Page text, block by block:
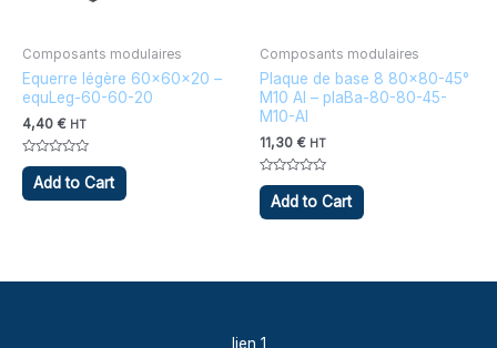
Composants modulaires
Equerre légère 60x60x20 –
equLeg-60-60-20
4,40 € HT
Note
sur
5
Add to Cart
Composants modulaires
Plaque de base 8 80×80-45°
M10 Al – plaBa-80-80-45-
M10-Al
11,30 € HT
Note
sur
5
Add to Cart
lien 1